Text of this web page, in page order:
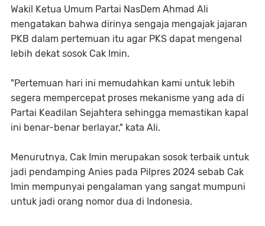
Wakil Ketua Umum Partai NasDem Ahmad Ali
mengatakan bahwa dirinya sengaja mengajak jajaran
PKB dalam pertemuan itu agar PKS dapat mengenal
lebih dekat sosok Cak Imin.
"Pertemuan hari ini memudahkan kami untuk lebih
segera mempercepat proses mekanisme yang ada di
Partai Keadilan Sejahtera sehingga memastikan kapal
ini benar-benar berlayar," kata Ali.
Menurutnya, Cak Imin merupakan sosok terbaik untuk
jadi pendamping Anies pada Pilpres 2024 sebab Cak
Imin mempunyai pengalaman yang sangat mumpuni
untuk jadi orang nomor dua di Indonesia.